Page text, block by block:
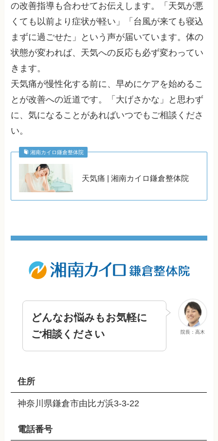
の改善指導も合わせてお伝えします。「天気が悪
くても以前より症状が軽い」「台風が来ても寝込
まずに過ごせた」という声が届いています。体の
状態が変われば、天気への反応も必ず変わってい
きます。
天気痛が慢性化する前に、早めにケアを始めるこ
とが改善への近道です。「大げさかな」と思わず
に、気になることがあればいつでもご相談くださ
い。
湘南カイロ鎌倉整体院
天気痛 | 湘南カイロ鎌倉整体院
院長：高木
どんなお悩みもお気軽に
ご相談ください
住所
神奈川県鎌倉市由比ガ浜3-3-22
電話番号